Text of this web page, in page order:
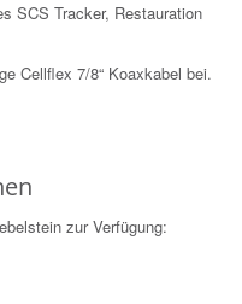
SCS Tracker, Restauration
Cellflex 7/8“ Koaxkabel bei.
zur Verfügung: